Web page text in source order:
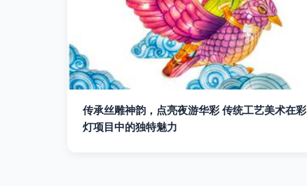
传承丝雕神韵，点亮夜游华彩 传统工艺美术在彩
灯项目中的独特魅力